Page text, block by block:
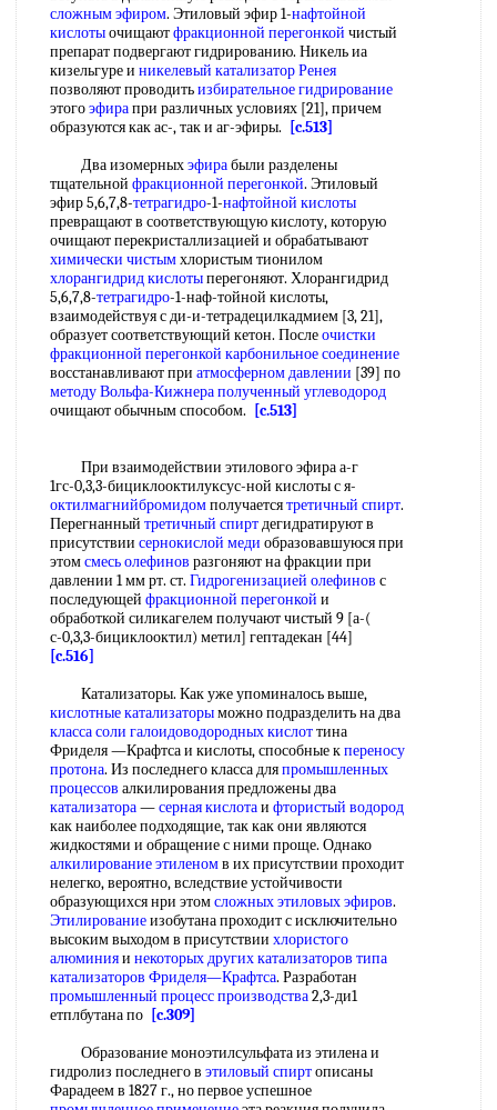
сложным эфиром. Этиловый эфир 1-нафтойной
кислотыочищаютфракционной перегонкой чистый
препарат подвергают гидрированию. Никель иа
кизельгуре и никелевый катализатор Ренея
позволяют проводитьизбирательное гидрирование
этогоэфирапри различных условиях [21], причем
образуются как ас-, так и аг-эфиры.
[c.513]
Два изомерныхэфирабыли разделены
тщательной фракционной перегонкой. Этиловый
эфир 5,6,7,8-тетрагидро-1-нафтойной кислоты
превращают в соответствующую кислоту, которую
очищают перекристаллизацией и обрабатывают
химически чистымхлористым тионилом
хлорангидрид кислотыперегоняют. Хлорангидрид
5,6,7,8-тетрагидро-1-наф-тойной кислоты,
взаимодействуя с ди-и-тетрадецилкадмием [3, 21],
образует соответствующий кетон. Послеочистки
фракционной перегонкой карбонильное соединение
восстанавливают при атмосферном давлении [39] по
методу Вольфа-Кижнераполученный углеводород
очищают обычным способом.
[c.513]
При взаимодействии этилового эфира а-г
1гс-0,3,3-бициклооктилуксус-ной кислоты с я-
октилмагнийбромидомполучаетсятретичный спирт.
Перегнанный третичный спиртдегидратируют в
присутствии сернокислой меди образовавшуюся при
этомсмесь олефинов разгоняют на фракции при
давлении 1 мм рт. ст. Гидрогенизацией олефинов с
последующей фракционной перегонкой и
обработкой силикагелем получают чистый 9 [а-(
с-0,3,3-бициклооктил) метил] гептадекан [44]
[c.516]
Катализаторы. Как уже упоминалось выше,
кислотные катализаторыможно подразделить на два
класса соли галоидоводородных кислоттина
Фриделя —Крафтса и кислоты, способные кпереносу
протона. Из последнего класса дляпромышленных
процессов алкилирования предложены два
катализатора—серная кислотаи фтористый водород
как наиболее подходящие, так как они являются
жидкостями и обращение с ними проще. Однако
алкилирование этиленомв их присутствии проходит
нелегко, вероятно, вследствие устойчивости
образующихся нри этомсложных этиловых эфиров.
Этилированиеизобутана проходит с исключительно
высоким выходом в присутствии хлористого
алюминияи некоторых других катализаторов типа
катализаторов Фриделя—Крафтса. Разработан
промышленный процесс производства2,3-ди1
етплбутана по [c.309]
Образование моноэтилсульфата из этилена и
гидролиз последнего в этиловый спиртописаны
Фарадеем в 1827 г., но первое успешное